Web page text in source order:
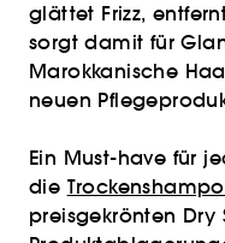
glättet Frizz,
sorgt damit für
Marokkanische
neuen
Ein Must-have für
die
preisgekrönten